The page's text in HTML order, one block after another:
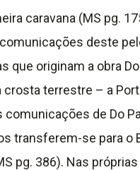
caravana (MS pg.
deste
que originam a obra
terrestre – a
de Do
transferem-se para
pg. 386). Nas